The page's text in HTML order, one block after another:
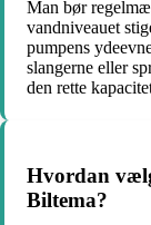
Man bør
vandniveauet
pumpens
slangerne eller
den rette
Hvordan
Biltema?